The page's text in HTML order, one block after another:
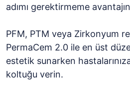
adımı gerektirmeme
PFM, PTM veya Zirkonyum
PermaCem 2.0 ile en üst
estetik sunarken
koltuğu verin.